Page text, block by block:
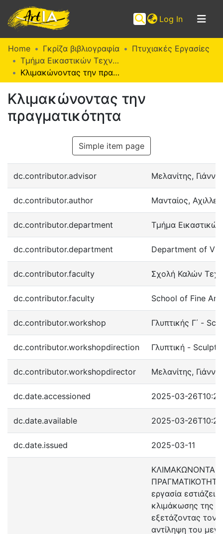
Log In (current)
Communities
Collections
Browse ArtIA
Statistics
Home Γκρίζα βιβλιογραφία
Πτυχιακές Εργασίες
Τμήμα Εικαστικών Τεχνών (Π. Ε.)
Κλιμακώνοντας την πραγματικότητα
Κλιμακώνοντας την
πραγματικότητα
Simple item page
dc.contributor.advisor Μελανίτης,
dc.contributor.author Μανταίος,
dc.contributor.department Τμήμα
dc.contributor.department Department of
dc.contributor.faculty Σχολή Καλών
dc.contributor.faculty School of Fine
dc.contributor.workshop Γλυπτικής Γ΄ -
dc.contributor.workshopdirection Γλυπτική -
dc.contributor.workshopdirector Μελανίτης,
dc.date.accessioned 2025-03-
dc.date.available 2025-03-
dc.date.issued 2025-03-11
ΚΛΙΜΑΚΩΝΟΝΤΑΣ
εργασία εστιάζει
κλιμάκωσης της
εξετάζοντας τον
αντίληψη του